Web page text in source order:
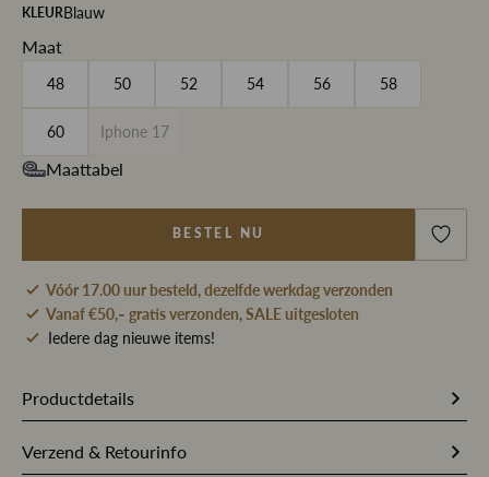
KLEURBlauw
Maat
48 50 52 54 56 58
60 Iphone 17
Maattabel
BESTEL NU
Vóór 17.00 uur besteld, dezelfde werkdag verzonden
Vanaf €50,- gratis verzonden, SALE uitgesloten
Iedere dag nieuwe items!
Productdetails
Verzend & Retourinfo